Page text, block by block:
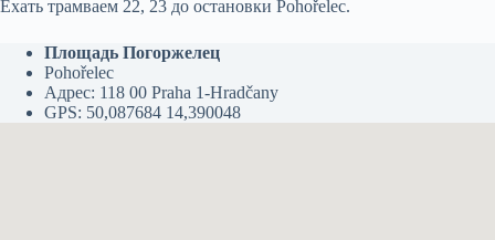
Ехать трамваем 22, 23 до остановки Pohořelec.‎
Площадь Погоржелец
Pohořelec
Адрес: 118 00 Praha 1-Hradčany
GPS: 50,087684 14,390048